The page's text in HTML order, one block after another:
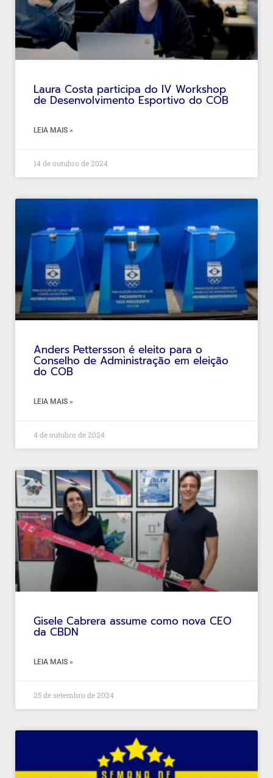
Laura Costa participa do IV Workshop
de Desenvolvimento Esportivo do COB
LEIA MAIS »
14 de outubro de 2024
Anders Pettersson é eleito para o
Conselho de Administração em eleição
do COB
LEIA MAIS »
4 de outubro de 2024
Gisele Cabrera assume como nova CEO
da CBDN
LEIA MAIS »
25 de setembro de 2024